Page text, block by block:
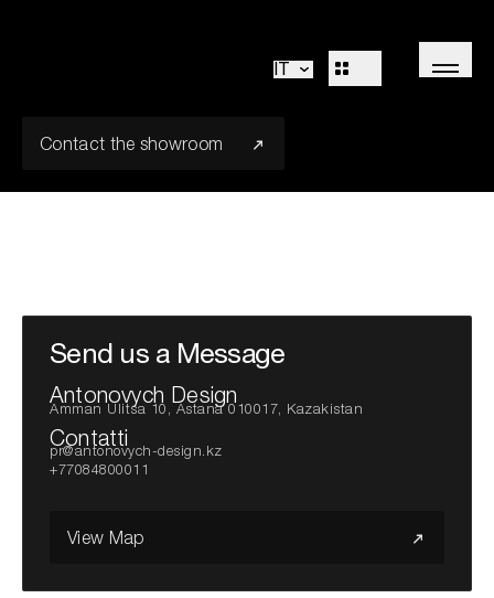
IT
Outdoor
Concepts
R&D
Design Identity
Collezioni
Corporate
Premium
Contact the showroom
Send us a Message
Antonovych Design
Amman Ulitsa 10, Astana 010017, Kazakistan
Contatti
pr@antonovych-design.kz
+77084800011
View Map